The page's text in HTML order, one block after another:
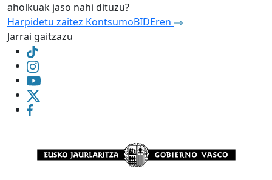
aholkuak jaso nahi dituzu?
Harpidetu zaitez KontsumoBIDEren
Jarrai gaitzazu